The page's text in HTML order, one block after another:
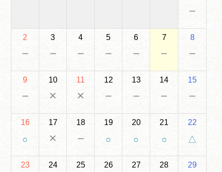
－
2
－
3
－
4
－
5
－
6
－
7
－
8
－
9
－
10
×
11
×
12
－
13
－
14
－
15
－
16
○
17
×
18
－
19
○
20
○
21
○
22
△
23 24 25 26 27 28 29